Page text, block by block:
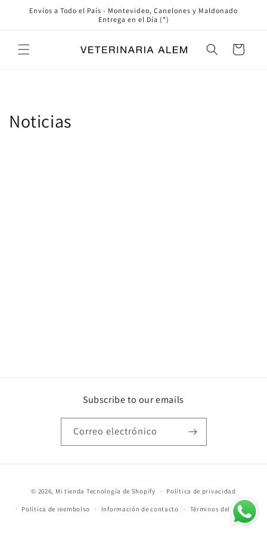
directamente
Envíos a Todo el País - Montevideo, Canelones y Maldonado
Entrega en el Día (*)
Carrito
Noticias
Subscribe to our emails
Correo electrónico
de
pago
© 2026, Mi tienda Tecnología de Shopify Política de privacidad
Política de reembolso Información de contacto Términos del servicio